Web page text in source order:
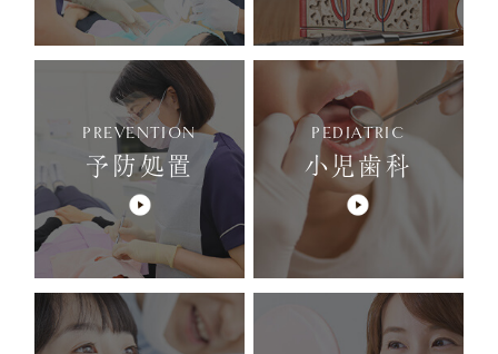
PREVENTION
予防処置
PEDIATRIC
小児歯科